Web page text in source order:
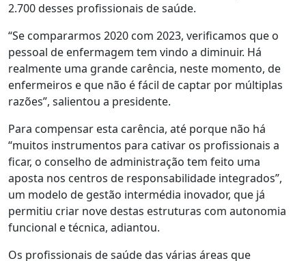
2.700 desses profissionais de saúde.
“Se compararmos 2020 com 2023, verificamos que o
pessoal de enfermagem tem vindo a diminuir. Há
realmente uma grande carência, neste momento, de
enfermeiros e que não é fácil de captar por múltiplas
razões”, salientou a presidente.
Para compensar esta carência, até porque não há
“muitos instrumentos para cativar os profissionais a
ficar, o conselho de administração tem feito uma
aposta nos centros de responsabilidade integrados”,
um modelo de gestão intermédia inovador, que já
permitiu criar nove destas estruturas com autonomia
funcional e técnica, adiantou.
Os profissionais de saúde das várias áreas que